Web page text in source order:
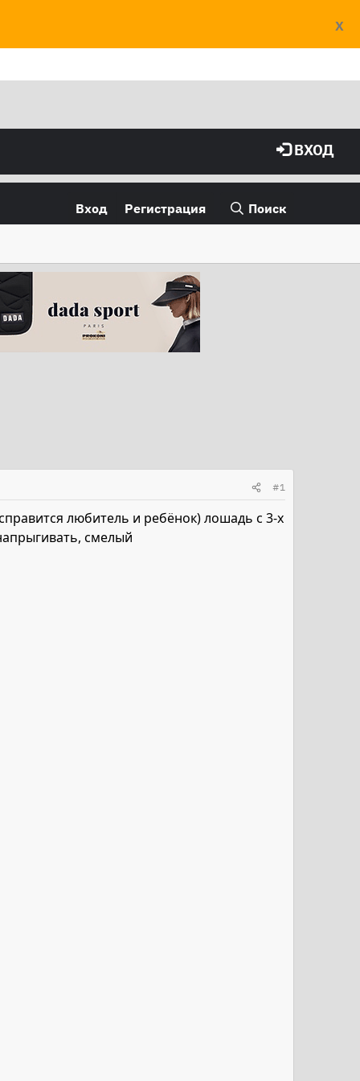
X
ВХОД
Вход Регистрация Поиск
#1
любитель и ребёнок) лошадь с 3-х
смелый